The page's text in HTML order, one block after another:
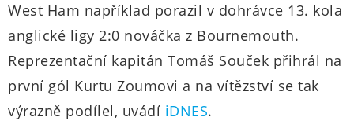
West Ham například porazil v dohrávce 13. kola
anglické ligy 2:0 nováčka z Bournemouth.
Reprezentační kapitán Tomáš Souček přihrál na
první gól Kurtu Zoumovi a na vítězství se tak
výrazně podílel, uvádí iDNES.